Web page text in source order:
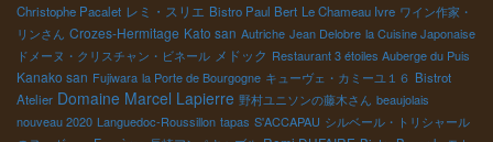
Christophe Pacalet レミ・スリエ Bistro Paul Bert Le Chameau Ivre ワイン作家・
リンさん Crozes-Hermitage Kato san Autriche Jean Delobre la Cuisine Japonaise
ドメーヌ・クリスチャン・ビネール メドック Restaurant 3 étoiles Auberge du Puis
Kanako san Fujiwara la Porte de Bourgogne キューヴェ・カミーユ１６ Bistrot
Atelier Domaine Marcel Lapierre 野村ユニソンの藤木さん beaujolais
nouveau 2020 Languedoc-Roussillon tapas S'ACCAPAU シルベール・トリシャール